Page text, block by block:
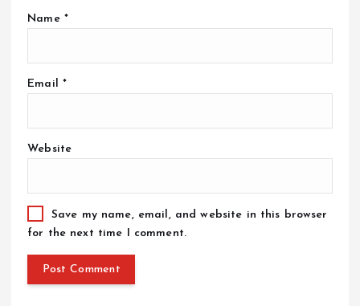
Name *
Email *
Website
Save my name, email, and website in this browser
for the next time I comment.